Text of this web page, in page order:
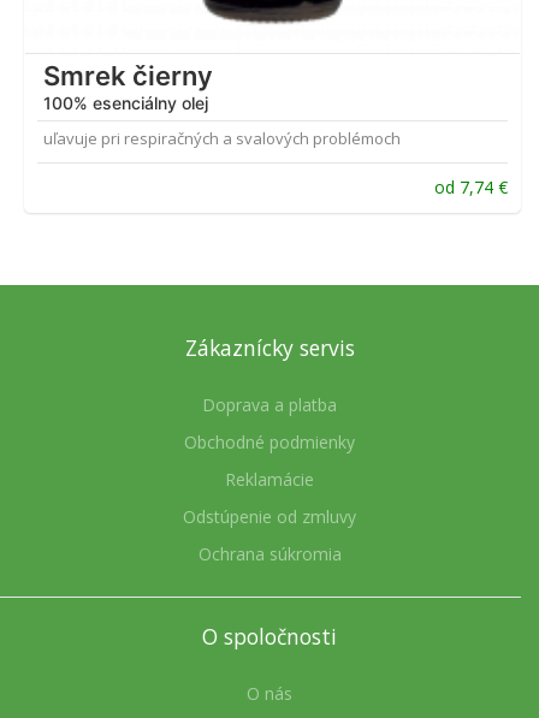
Smrek čierny
100% esenciálny olej
uľavuje pri respiračných a svalových problémoch
od 7,74 €
Zákaznícky servis
Doprava a platba
Obchodné podmienky
Reklamácie
Odstúpenie od zmluvy
Ochrana súkromia
O spoločnosti
O nás